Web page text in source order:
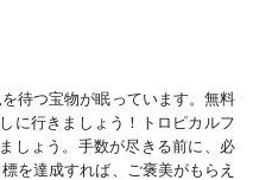
待つ宝物が眠っています。無料
に行きましょう！トロピカルフ
しょう。手数が尽きる前に、必
を達成すれば、ご褒美がもらえ